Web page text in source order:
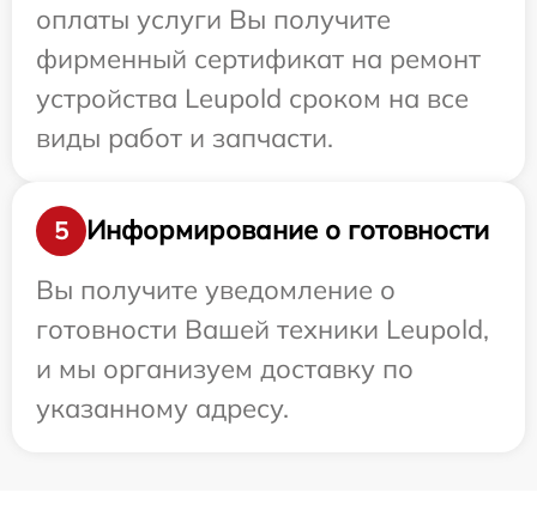
оплаты услуги Вы получите
фирменный сертификат на ремонт
устройства Leupold сроком на все
виды работ и запчасти.
5
Информирование о готовности
Вы получите уведомление о
готовности Вашей техники Leupold,
и мы организуем доставку по
указанному адресу.